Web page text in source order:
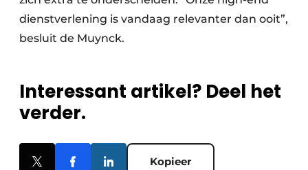
dienstverlening is vandaag relevanter dan ooit”,
besluit de Muynck.
Interessant artikel? Deel het
verder.
Kopieer